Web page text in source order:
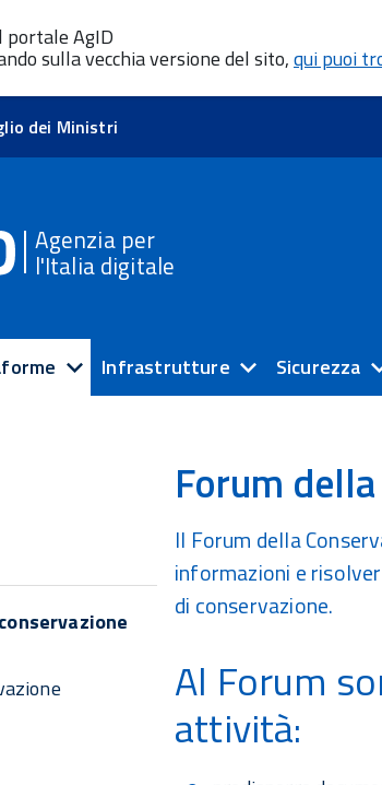
AgID
sulla vecchia versione del sito,qui puoi
dei Ministri
Agenzia per
l'Italia digitale
Infrastrutture Sicurezza
Forum
Il Forum della
informazioni e
di conservazione.
Al Forum
attività: